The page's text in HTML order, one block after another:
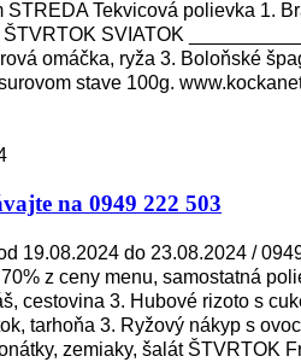
STREDA Tekvicová polievka 1.
SVIATOK
omáčka, ryža 3. Boloňské
stave 100g.
na 0949 222 503
19.08.2024 do 23.08.2024 /
z ceny menu, samostatná
cestovina 3. Hubové rizoto s
tarhoňa 3. Ryžový nákyp s
zemiaky, šalát ŠTVRTOK